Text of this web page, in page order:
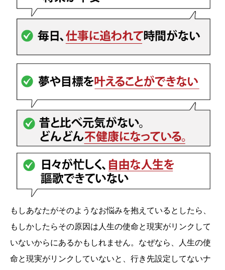
もしあなたがそのようなお悩みを抱えているとしたら、
もしかしたらその原因は人生の使命と現実がリンクして
いないからにあるかもしれません。なぜなら、人生の使
命と現実がリンクしていないと、行き先設定してないナ